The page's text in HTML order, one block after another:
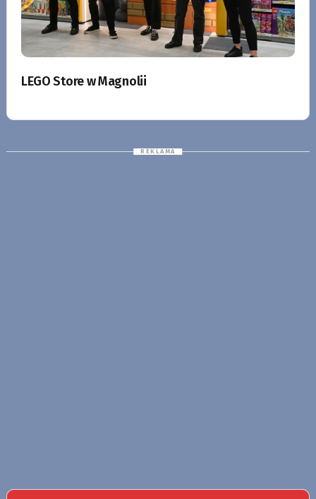
LEGO Store w Magnolii